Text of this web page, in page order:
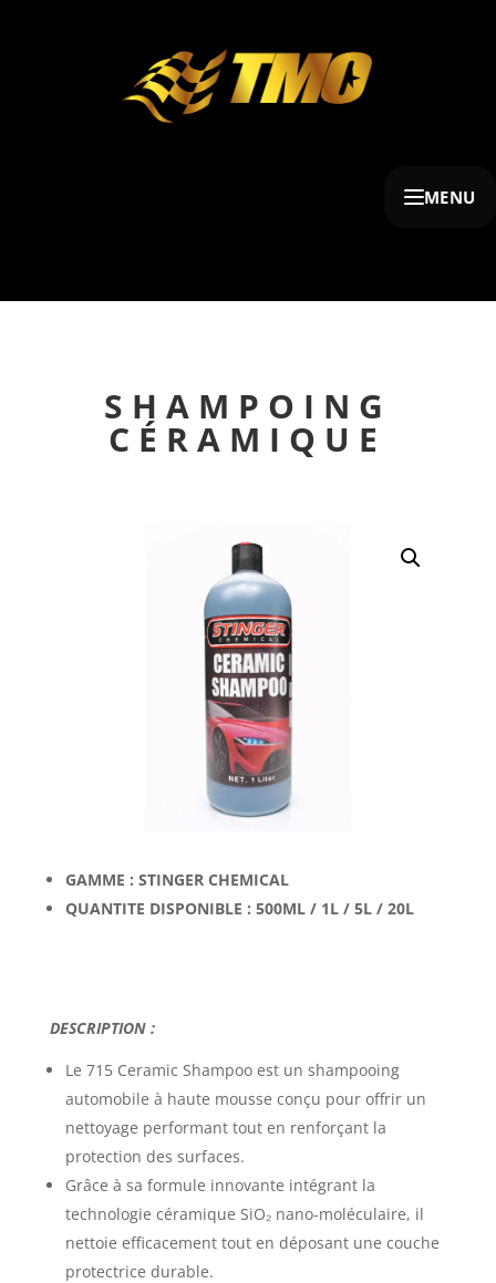
MENU
SHAMPOING
CÉRAMIQUE
GAMME : STINGER CHEMICAL
QUANTITE DISPONIBLE : 500ML / 1L / 5L / 20L
DESCRIPTION :
Le 715 Ceramic Shampooest un shampooing
automobile à haute mousse conçu pour offrir un
nettoyage performant tout en renforçant la
protection des surfaces.
Grâce à sa formule innovante intégrant la
technologie céramique SiO₂ nano-moléculaire, il
nettoie efficacement tout en déposant une couche
protectrice durable.